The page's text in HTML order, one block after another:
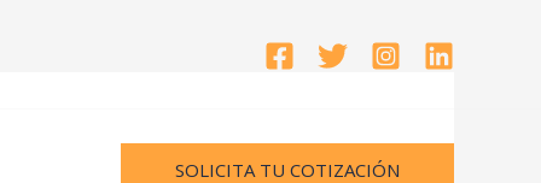
SOLICITA TU COTIZACIÓN